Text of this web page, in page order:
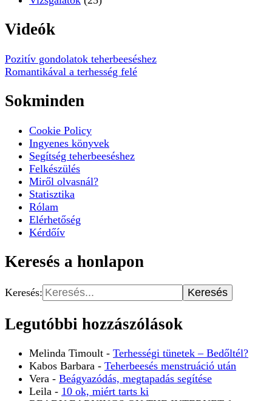
Videók
Pozitív gondolatok teherbeeséshez
Romantikával a terhesség felé
Sokminden
Cookie Policy
Ingyenes könyvek
Segítség teherbeeséshez
Felkészülés
Miről olvasnál?
Statisztika
Rólam
Elérhetőség
Kérdőív
Keresés a honlapon
Keresés:
Legutóbbi hozzászólások
Melinda Timoult - Terhességi tünetek – Bedőltél?
Kabos Barbara - Teherbeesés menstruáció után
Vera - Beágyazódás, megtapadás segítése
Leila - 10 ok, miért tarts ki